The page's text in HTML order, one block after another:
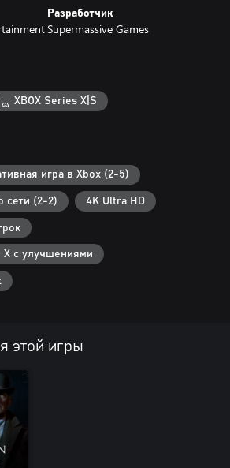
Разработчик
Supermassive Games
XBOX Series X|S
игра в Xbox (2-5)
сети (2-2) 4K Ultra HD
X с улучшениями
этой игры